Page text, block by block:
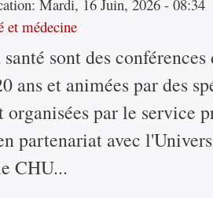
Mardi, 16 Juin, 2026 - 08:34
et médecine
sont des
ans et animées par des
organisées par le service
partenariat avec
CHU...